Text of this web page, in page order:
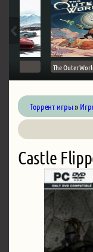
The Outer
Торрент игры»
Castle